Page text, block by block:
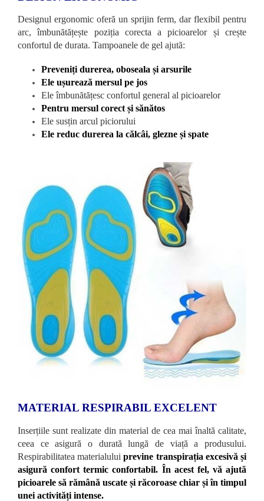
Designul ergonomic oferă un sprijin ferm, dar flexibil pentru
arc, îmbunătățește poziția corecta a picioarelor și crește
confortul de durata. Tampoanele de gel ajută:
Preveniți durerea, oboseala și arsurile
Ele ușurează mersul pe jos
Ele îmbunătățesc confortul general al picioarelor
Pentru mersul corect și sănătos
Ele susțin arcul piciorului
Ele reduc durerea la călcâi, glezne și spate
MATERIAL RESPIRABIL EXCELENT
Inserțiile sunt realizate din material de cea mai înaltă calitate,
ceea ce asigură o durată lungă de viață a produsului.
Respirabilitatea materialului previne transpirația excesivă și
asigură confort termic confortabil. În acest fel, vă ajută
picioarele să rămână uscate și răcoroase chiar și în timpul
unei activități intense.